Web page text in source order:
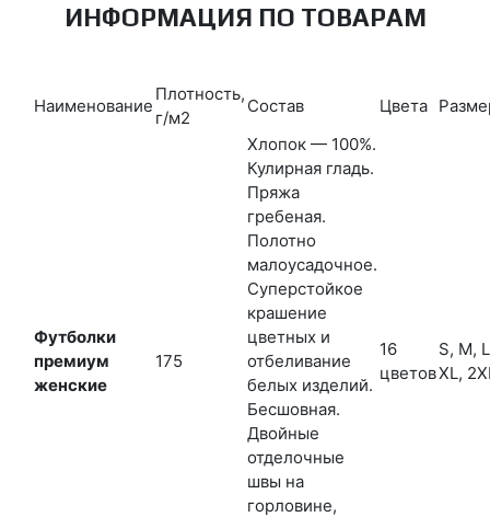
ИНФОРМАЦИЯ ПО ТОВАРАМ
Наименование
Плотность,
г/м2
Состав Цвета
Футболки
премиум
женские
175
Хлопок — 100%.
Кулирная гладь.
Пряжа
гребеная.
Полотно
малоусадочное.
Суперстойкое
крашение
цветных и
отбеливание
белых изделий.
Бесшовная.
Двойные
отделочные
швы на
горловине,
16
цветов
S, M,
XL,